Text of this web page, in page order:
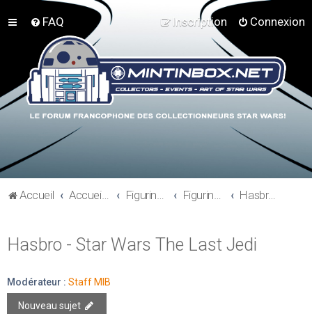
FAQ Connexion
Inscription
Accueil Accueil du forum Figurines 3"3/4, Playsets, Vaisseaux,… Figurines Actuelles Hasbro - Star Wars The Last Jedi
Hasbro - Star Wars The Last Jedi
Modérateur : Staff MIB
Nouveau sujet